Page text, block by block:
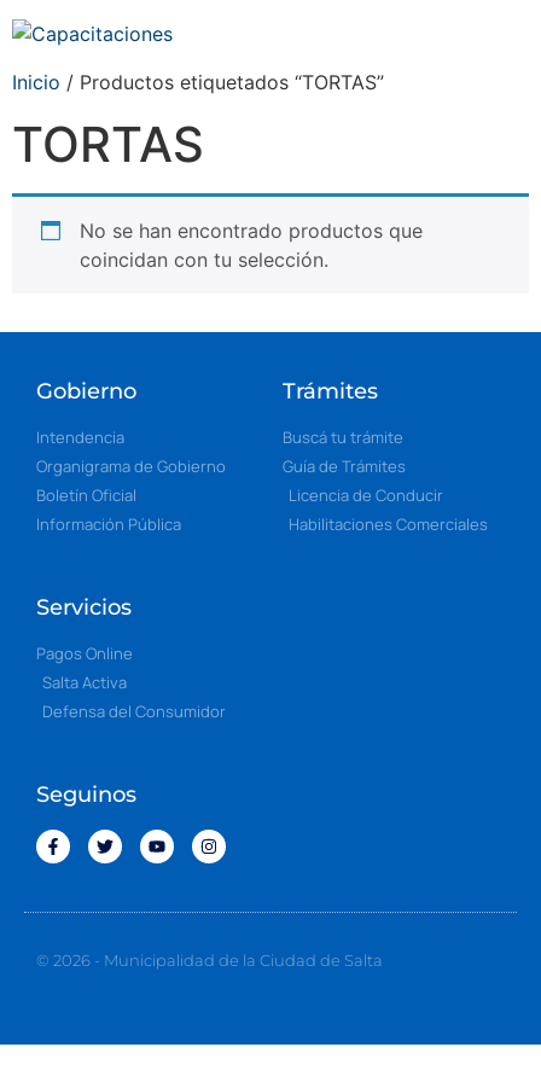
Inicio / Productos etiquetados “TORTAS”
TORTAS
No se han encontrado productos que
coincidan con tu selección.
Gobierno
Intendencia
Organigrama de Gobierno
Boletín Oficial
Información Pública
Trámites
Buscá tu trámite
Guía de Trámites
Licencia de Conducir
Habilitaciones Comerciales
Servicios
Pagos Online
Salta Activa
Defensa del Consumidor
Seguinos
© 2026 - Municipalidad de la Ciudad de Salta